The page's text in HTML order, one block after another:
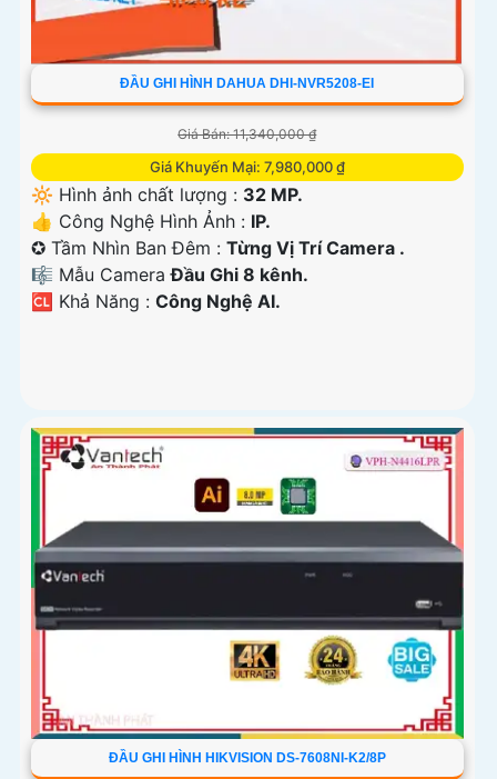
ĐẦU GHI HÌNH DAHUA DHI-NVR5208-EI
Giá Bán: 11,340,000 ₫
Giá Khuyến Mại: 7,980,000 ₫
🔆 Hình ảnh chất lượng : 32 MP.
👍 Công Nghệ Hình Ảnh : IP.
✪ Tầm Nhìn Ban Đêm : Từng Vị Trí Camera .
🎼️ Mẫu CameraĐầu Ghi 8 kênh.
️🆑 Khả Năng : Công Nghệ AI.
ĐẦU GHI HÌNH HIKVISION DS-7608NI-K2/8P